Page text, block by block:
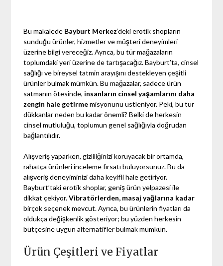
Bu makalede Bayburt Merkez‘deki erotik shopların
sunduğu ürünler, hizmetler ve müşteri deneyimleri
üzerine bilgi vereceğiz. Ayrıca, bu tür mağazaların
toplumdaki yeri üzerine de tartışacağız. Bayburt’ta, cinsel
sağlığı ve bireysel tatmin arayışını destekleyen çeşitli
ürünler bulmak mümkün. Bu mağazalar, sadece ürün
satmanın ötesinde, insanların cinsel yaşamlarını daha
zengin hale getirmemisyonunu üstleniyor. Peki, bu tür
dükkanlar neden bu kadar önemli? Belki de herkesin
cinsel mutluluğu, toplumun genel sağlığıyla doğrudan
bağlantılıdır.
Alışveriş yaparken, gizliliğinizi koruyacak bir ortamda,
rahatça ürünleri inceleme fırsatı buluyorsunuz. Bu da
alışveriş deneyiminizi daha keyifli hale getiriyor.
Bayburt’taki erotik shoplar, geniş ürün yelpazesi ile
dikkat çekiyor.Vibratörlerden, masaj yağlarına kadar
birçok seçenek mevcut. Ayrıca, bu ürünlerin fiyatları da
oldukça değişkenlik gösteriyor; bu yüzden herkesin
bütçesine uygun alternatifler bulmak mümkün.
Ürün Çeşitleri ve Fiyatlar